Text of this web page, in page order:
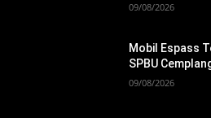
09/08/2026
Mobil Espass
SPBU
09/08/2026